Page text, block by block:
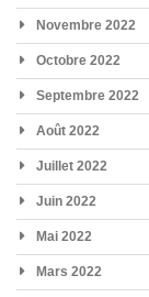
Novembre 2022
Octobre 2022
Septembre 2022
Août 2022
Juillet 2022
Juin 2022
Mai 2022
Mars 2022